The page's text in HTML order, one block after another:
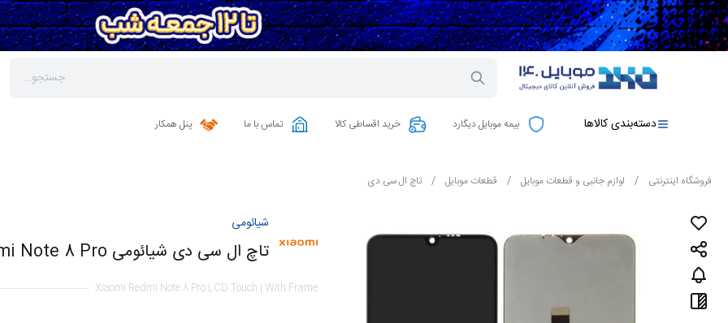
دسته‌بندی کالاها بیمه موبایل دیگارد خرید اقساطی کالا تماس با ما پنل همکار
فروشگاه اینترنتی / لوازم جانبی و قطعات موبایل / قطعات موبایل / تاچ ال سی دی
شیائومی
تاچ ال سی دی شیائومی Redmi Note 8 Pro | با فریم
Xiaomi Redmi Note 8 Pro LCD Touch | With Frame